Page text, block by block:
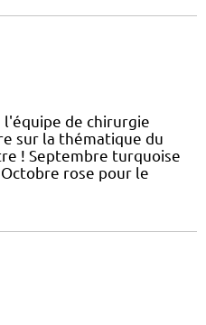
l'équipe de chirurgie
sur la thématique du
! Septembre turquoise
rose pour le